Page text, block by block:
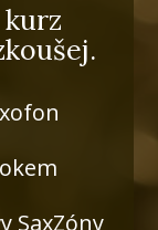
SaxZóny